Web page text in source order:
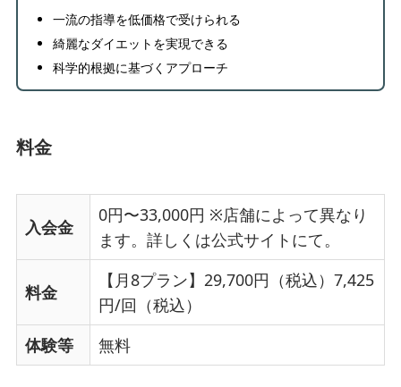
一流の指導を低価格で受けられる
綺麗なダイエットを実現できる
科学的根拠に基づくアプローチ
料金
入会金
0円〜33,000円 ※店舗によって異なり
ます。詳しくは公式サイトにて。
料金
【月8プラン】29,700円（税込）7,425
円/回（税込）
体験等
無料